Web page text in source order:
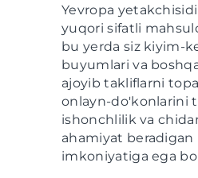
Yevropa
yuqori sifatli
bu yerda siz kiyim-
buyumlari va
ajoyib takliflarni
onlayn-do'konlarini
ishonchlilik va
ahamiyat
imkoniyatiga ega